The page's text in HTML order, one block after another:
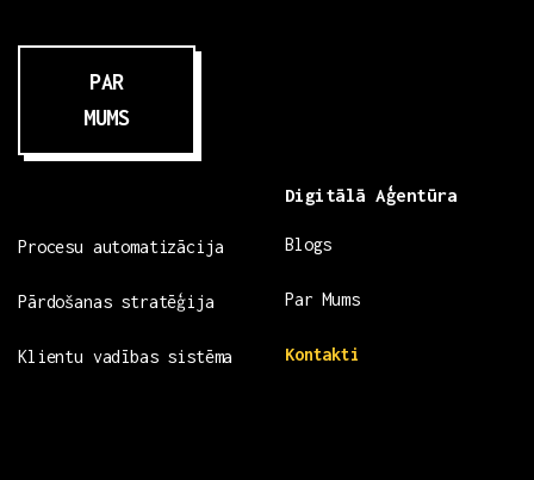
PAR
MUMS
Procesu automatizācija
Pārdošanas stratēģija
Klientu vadības sistēma
Digitālā Aģentūra
Blogs
Par Mums
Kontakti